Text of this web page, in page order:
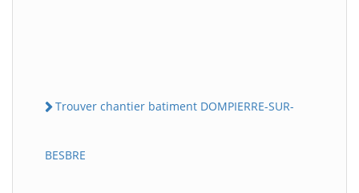
Trouver chantier batiment DOMPIERRE-SUR-
BESBRE